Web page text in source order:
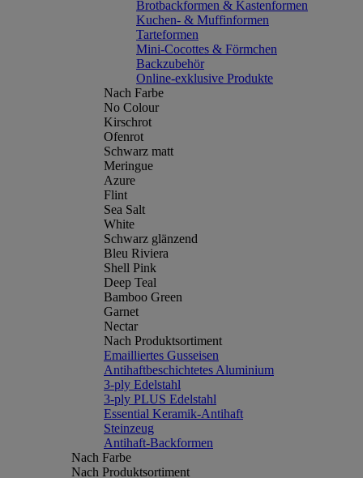
Brotbackformen & Kastenformen
Kuchen- & Muffinformen
Tarteformen
Mini-Cocottes & Förmchen
Backzubehör
Online-exklusive Produkte
Nach Farbe
No Colour
Kirschrot
Ofenrot
Schwarz matt
Meringue
Azure
Flint
Sea Salt
White
Schwarz glänzend
Bleu Riviera
Shell Pink
Deep Teal
Bamboo Green
Garnet
Nectar
Nach Produktsortiment
Emailliertes Gusseisen
Antihaftbeschichtetes Aluminium
3-ply Edelstahl
3-ply PLUS Edelstahl
Essential Keramik-Antihaft
Steinzeug
Antihaft-Backformen
Nach Farbe
Nach Produktsortiment